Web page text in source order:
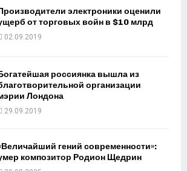
электроники оценили
от торговых войн в $10 млрд
02.09.2019
россиянка вышла из
организации
Лондона
29.09.2019
гений современности»:
композитор Родион Щедрин